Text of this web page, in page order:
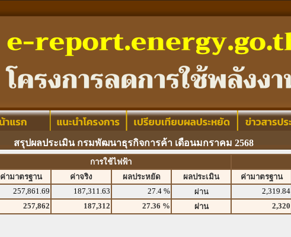
สรุปผลประเมิน กรมพัฒนาธุรกิจการค้า เดือนมกราคม 2568
การใช้ไฟฟ้า
ค่ามาตรฐาน
ค่าจริง ผลประหยัด ผลประเมิน ค่ามาตรฐาน
257,861.69 187,311.63 27.4 % ผ่าน 2,319.84
257,862 187,312 27.36 % ผ่าน 2,320